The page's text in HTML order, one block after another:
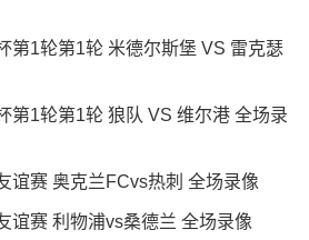
第1轮第1轮 米德尔斯堡 VS 雷克瑟
第1轮第1轮 狼队 VS 维尔港 全场录
谊赛 奥克兰FCvs热刺 全场录像
谊赛 利物浦vs桑德兰 全场录像